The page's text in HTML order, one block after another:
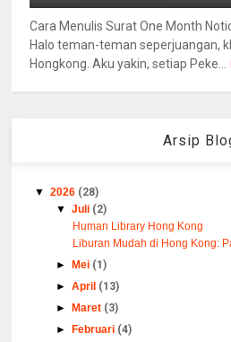
Cara Menulis Surat One Month
Halo teman-teman seperjuangan,
Hongkong. Aku yakin, setiap Peke...
Arsip
▼2026 (28)
▼Juli (2)
Human Library Hong Kong
Liburan Mudah di Hong Kong:
►
Mei (1)
►April (13)
►
Maret (3)
►
Februari (4)